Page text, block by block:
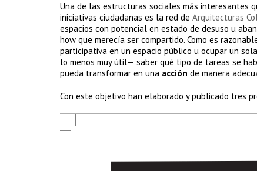
Una de las estructuras sociales más interesantes
iniciativas ciudadanas es la red de Arquitecturas
espacios con potencial en estado de desuso u
how que merecía ser compartido. Como es
participativa en un espacio público u ocupar un
lo menos muy útil— saber qué tipo de tareas se
pueda transformar en una acción de manera
Con este objetivo han elaborado y publicado tres